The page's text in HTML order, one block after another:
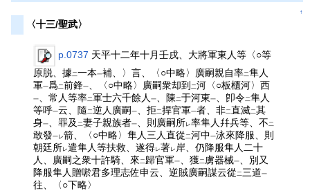
↑
〈十三/聖武〉
p.0737 天平十二年十月壬戌、大將軍東人等〈○等
原脱、據二一本一補、〉言、〈○中略〉廣嗣親自率二隼人
軍一爲二前鋒一 、〈○中略〉廣嗣衆却到 二河〈○板櫃河〉西
一 、常人等率二軍士六千餘人一 、陳二于河東一 、卽令二隼人
等呼一云、隨二逆人廣嗣一 、拒二捍官軍一者、非二直滅二其
身一 、罪及 二妻子親族者一 、則廣嗣所レ率隼人幷兵等、不二
敢發一レ箭、〈○中略〉隼人三人直從二河中一泳來降服、則
朝廷所レ遣隼人等扶救、遂得レ著レ 岸、仍降服隼人二十
人、廣嗣之衆十許騎、來二歸官軍一 、獲二虜器械一
、別又
降服隼人贈唹君多理志佐申云、逆賊廣嗣謀云從二三道一
往、〈○下略〉